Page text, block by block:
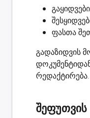
ფასთა
გადაზიდვის
რედაქტირება.
შეფუთვის